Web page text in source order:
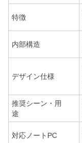
特徴
内部構造
デザイン仕様
推奨シーン・用
途
対応ノートPC